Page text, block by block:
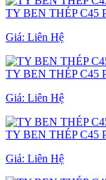
TY BEN THÉP C45
Giá: Liên Hệ
TY BEN THÉP C45
Giá: Liên Hệ
TY BEN THÉP C45
Giá: Liên Hệ